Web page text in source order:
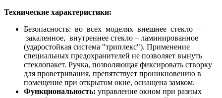
Технические характеристики:
Безопасность: во всех моделях внешнее стекло –
закаленное, внутреннее стекло – ламинированное
(ударостойкая система "триплекс"). Применение
специальных предохранителей не позволяет вынуть
стеклопакет. Ручка, позволяющая фиксировать створку
для проветривания, препятствует проникновению в
помещение при открытом окне, оснащена замком.
Функциональность: управление окном при разных